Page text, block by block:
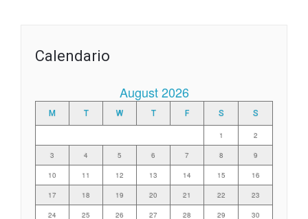
Calendario
August 2026
M T W T F S S
1 2
3 4 5 6 7 8 9
10 11 12 13 14 15 16
17 18 19 20 21 22 23
24 25 26 27 28 29 30